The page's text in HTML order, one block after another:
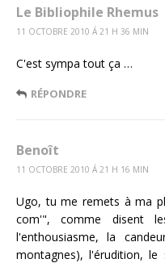
Le Bibliophile Rhemus
11 OCTOBRE 2010 Á 21 H 36 MIN
C'est sympa tout ça …
RÉPONDRE
Benoît
11 OCTOBRE 2010 Á 21 H 16 MIN
Ugo, tu me remets à ma
com'", comme disent
l'enthousiasme, la
montagnes), l'érudition,